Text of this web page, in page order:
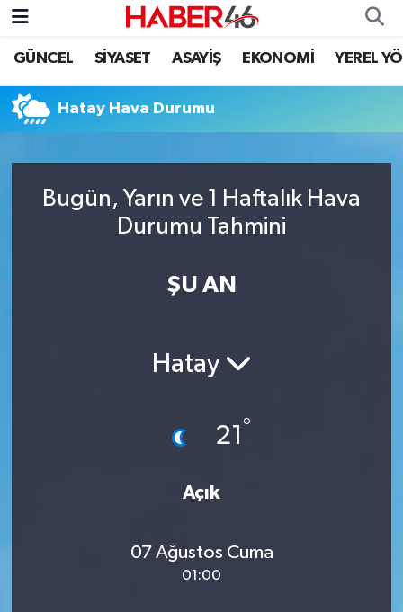
GÜNCEL SİYASET ASAYİŞ EKONOMİ YEREL
Hatay Hava Durumu
Bugün, Yarın ve 1 Haftalık Hava
Durumu Tahmini
ŞU AN
Hatay
21 °
Açık
07 Ağustos Cuma
01:00
GÜNCEL
SİYASET
EKONOMİ
SPOR
Nöbetçi Eczaneler
Hava Durumu
Kahramanmaraş Namaz Vakitleri
Trafik Durumu